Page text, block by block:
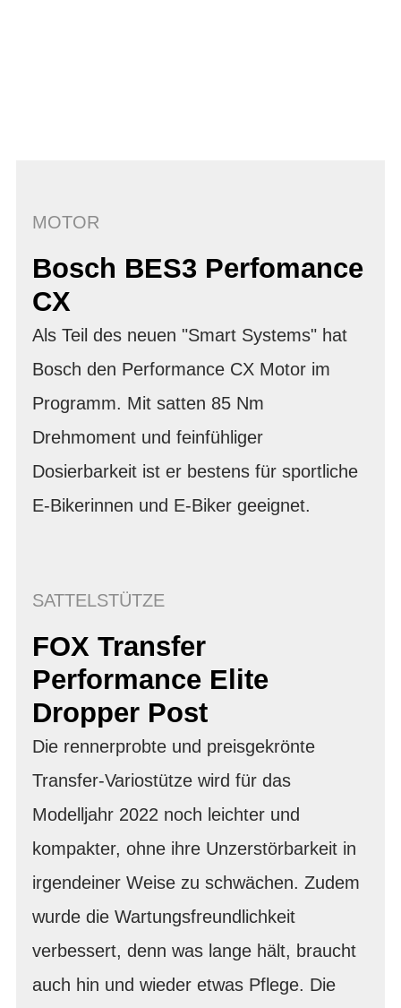
MOTOR
Bosch BES3 Perfomance
CX
Als Teil des neuen "Smart Systems" hat
Bosch den Performance CX Motor im
Programm. Mit satten 85 Nm
Drehmoment und feinfühliger
Dosierbarkeit ist er bestens für sportliche
E-Bikerinnen und E-Biker geeignet.
SATTELSTÜTZE
FOX Transfer
Performance Elite
Dropper Post
Die rennerprobte und preisgekrönte
Transfer-Variostütze wird für das
Modelljahr 2022 noch leichter und
kompakter, ohne ihre Unzerstörbarkeit in
irgendeiner Weise zu schwächen. Zudem
wurde die Wartungsfreundlichkeit
verbessert, denn was lange hält, braucht
auch hin und wieder etwas Pflege. Die